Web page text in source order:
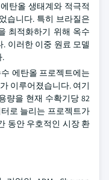
탄올 생태계와 적극적
습니다. 특히 브라질은
최적화하기 위해 옥수
이러한 이중 원료 모델
.
에탄올 프로젝트에는
이루어졌습니다. 여기
량을 현재 수확기당 82
로 늘리는 프로젝트가
동안 우호적인 시장 환